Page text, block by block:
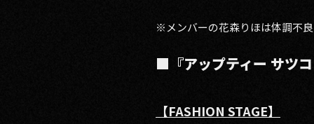
※メンバーの花森りほは体調不
■『アップティー サツ
【FASHION STAGE】